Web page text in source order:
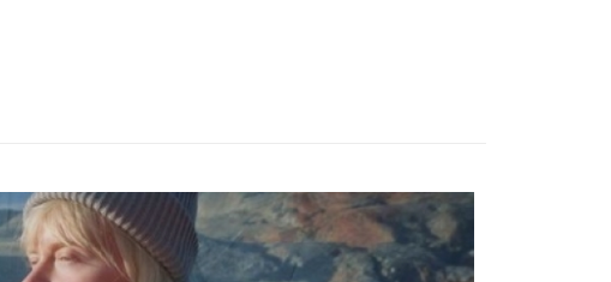
每筆NT$60，滿NT$490(含以上)免運費
宅配